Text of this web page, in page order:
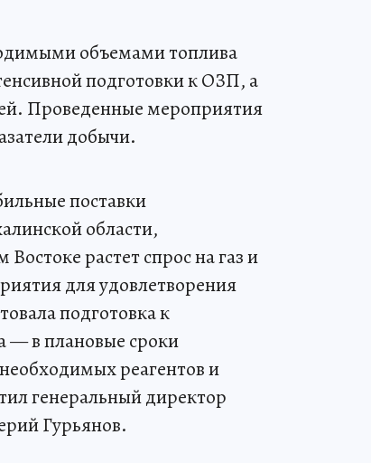
объемами топлива
подготовки к ОЗП, а
Проведенные мероприятия
добычи.
поставки
области,
растет спрос на газ и
для удовлетворения
подготовка к
— в плановые сроки
реагентов и
генеральный директор
Гурьянов.